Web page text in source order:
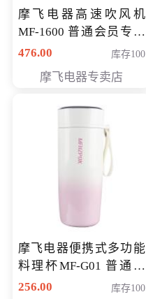
摩飞电器高速吹风机
MF-1600 普通会员专享
价298元
476.00 库存100
摩飞电器专卖店
摩飞电器便携式多功能
料理杯MF-G01 普通会
员专享价格118元
256.00 库存100